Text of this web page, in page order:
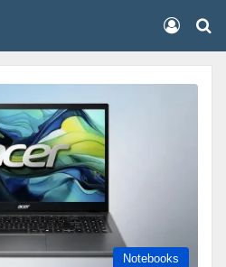
Notebooks